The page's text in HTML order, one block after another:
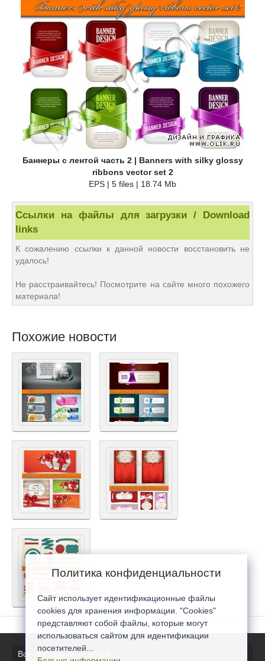
Баннеры с лентой часть 2 | Banners with silky glossy
ribbons vector set 2
EPS | 5 files | 18.74 Mb
Ссылки на файлы для загрузки / Download
links
К сожалению ссылки к данной новости восстановить не
удалось!
Не расстраивайтесь! Посмотрите на сайте много похожего
материала!
Похожие новости
Все последние новости
Политика конфиденциальности
Сайт использует идентификационные файлы
cookies для хранения информации. "Cookies"
представляют собой файлы, которые могут
использоваться сайтом для идентификации
посетителей...